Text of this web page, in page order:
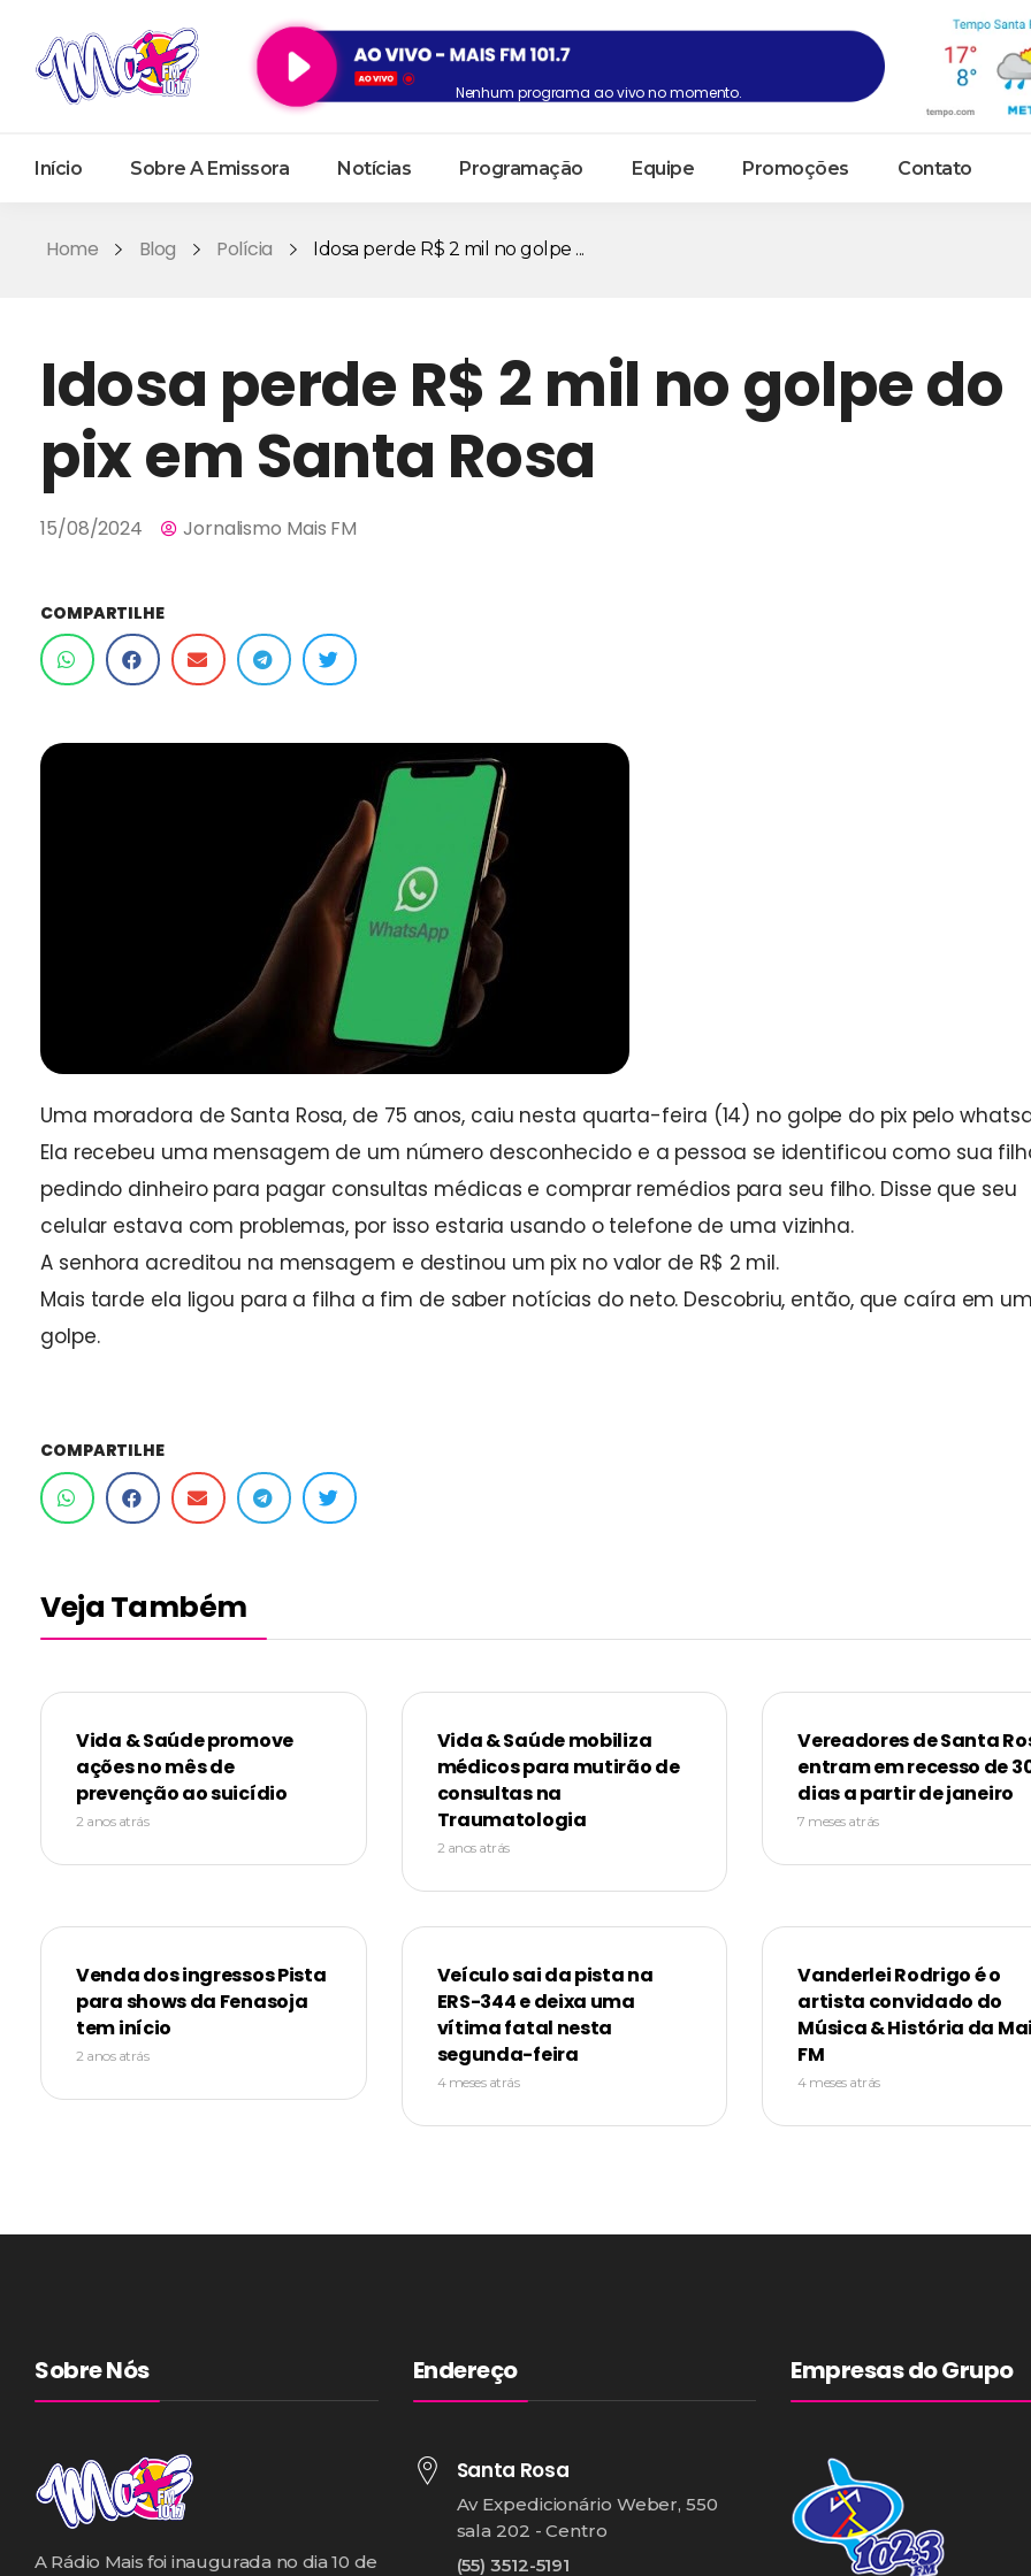
Nenhum programa ao vivo no momento.
Início Sobre A Emissora Notícias Programação Equipe Promoções Contato
Home Blog Polícia Idosa perde R$ 2 mil no golpe ...
Idosa perde R$ 2 mil no golpe do
pix em Santa Rosa
15/08/2024 Jornalismo Mais FM
COMPARTILHE
Uma moradora de Santa Rosa, de 75 anos, caiu nesta quarta-feira (14) no golpe do pix pelo
Ela recebeu uma mensagem de um número desconhecido e a pessoa se identificou como sua
pedindo dinheiro para pagar consultas médicas e comprar remédios para seu filho. Disse que seu
celular estava com problemas, por isso estaria usando o telefone de uma vizinha.
A senhora acreditou na mensagem e destinou um pix no valor de R$ 2 mil.
Mais tarde ela ligou para a filha a fim de saber notícias do neto. Descobriu, então, que caíra em um
golpe.
COMPARTILHE
Veja Também
Vida & Saúde promove
ações no mês de
prevenção ao suicídio
2 anos atrás
Vida & Saúde mobiliza
médicos para mutirão de
consultas na
Traumatologia
2 anos atrás
Vereadores de Santa
entram em recesso de
dias a partir de janeiro
7 meses atrás
Venda dos ingressos Pista
para shows da Fenasoja
tem início
2 anos atrás
Veículo sai da pista na
ERS-344 e deixa uma
vítima fatal nesta
segunda-feira
4 meses atrás
Vanderlei Rodrigo é o
artista convidado do
Música & História da
FM
4 meses atrás
Sobre Nós
A Rádio Mais foi inaugurada no dia 10 de
Endereço
Santa Rosa
Av Expedicionário Weber, 550
sala 202 - Centro
(55) 3512-5191
Empresas do Grupo